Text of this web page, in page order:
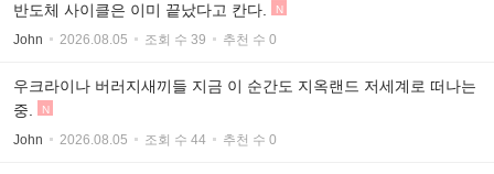
반도체 사이클은 이미 끝났다고 칸다. N
John 2026.08.05 조회 수 39 추천 수 0
우크라이나 버러지새끼들 지금 이 순간도 지옥랜드 저세계로 떠나는
중.
N
John 2026.08.05 조회 수 44 추천 수 0